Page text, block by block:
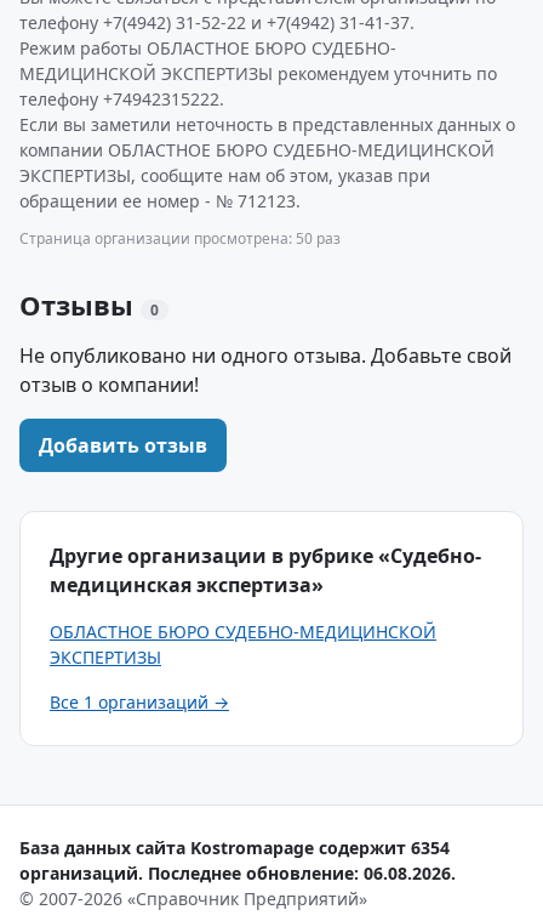
телефону +7(4942) 31-52-22 и +7(4942) 31-41-37.
Режим работы ОБЛАСТНОЕ БЮРО СУДЕБНО-
МЕДИЦИНСКОЙ ЭКСПЕРТИЗЫ рекомендуем уточнить по
телефону +74942315222.
Если вы заметили неточность в представленных данных о
компании ОБЛАСТНОЕ БЮРО СУДЕБНО-МЕДИЦИНСКОЙ
ЭКСПЕРТИЗЫ, сообщите нам об этом, указав при
обращении ее номер - № 712123.
Страница организации просмотрена: 50 раз
Отзывы 0
Не опубликовано ни одного отзыва. Добавьте свой
отзыв о компании!
Добавить отзыв
Другие организации в рубрике «Судебно-
медицинская экспертиза»
ОБЛАСТНОЕ БЮРО СУДЕБНО-МЕДИЦИНСКОЙ
ЭКСПЕРТИЗЫ
Все 1 организаций →
База данных сайта Kostromapage содержит 6354
организаций. Последнее обновление: 06.08.2026.
© 2007-2026 «Справочник Предприятий»